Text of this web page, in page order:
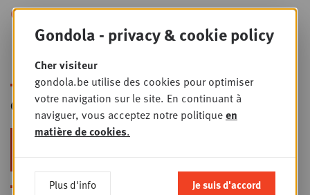
+
Paiement électronique : ces
10 mutations qu’aucun commerçant ne
Gondola Newsletter
Restez au top dans le retail & le
Gondola - privacy & cookie policy
Cher visiteur
gondola.be utilise des cookies pour optimiser
votre navigation sur le site. En continuant à
naviguer, vous acceptez notre politiqueen
matière de cookies.
Plus d'info Je suis d'accord